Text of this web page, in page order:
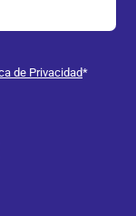
de Privacidad*